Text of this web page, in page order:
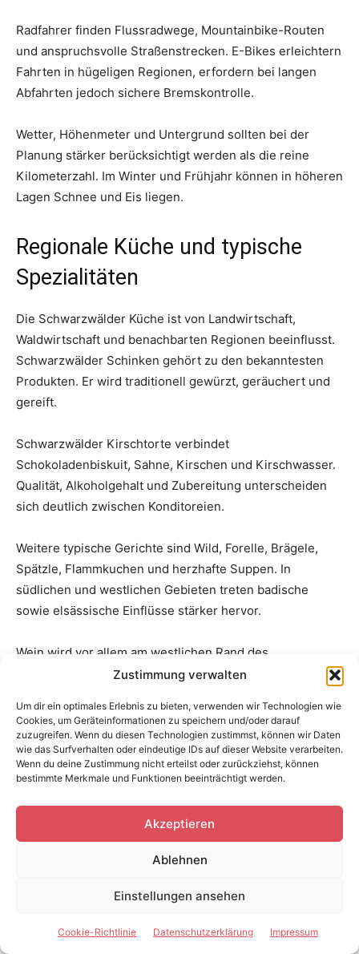
Zustimmung verwalten
Um dir ein optimales Erlebnis zu bieten, verwenden wir Technologien wie
Cookies, um Geräteinformationen zu speichern und/oder darauf
zuzugreifen. Wenn du diesen Technologien zustimmst, können wir Daten
wie das Surfverhalten oder eindeutige IDs auf dieser Website verarbeiten.
Wenn du deine Zustimmung nicht erteilst oder zurückziehst, können
bestimmte Merkmale und Funktionen beeinträchtigt werden.
Akzeptieren
Ablehnen
Einstellungen ansehen
Cookie-Richtlinie Datenschutzerklärung Impressum
Radfahrer finden Flussradwege, Mountainbike-Routen
und anspruchsvolle Straßenstrecken. E-Bikes erleichtern
Fahrten in hügeligen Regionen, erfordern bei langen
Abfahrten jedoch sichere Bremskontrolle.
Wetter, Höhenmeter und Untergrund sollten bei der
Planung stärker berücksichtigt werden als die reine
Kilometerzahl. Im Winter und Frühjahr können in höheren
Lagen Schnee und Eis liegen.
Regionale Küche und typische
Spezialitäten
Die Schwarzwälder Küche ist von Landwirtschaft,
Waldwirtschaft und benachbarten Regionen beeinflusst.
Schwarzwälder Schinken gehört zu den bekanntesten
Produkten. Er wird traditionell gewürzt, geräuchert und
gereift.
Schwarzwälder Kirschtorte verbindet
Schokoladenbiskuit, Sahne, Kirschen und Kirschwasser.
Qualität, Alkoholgehalt und Zubereitung unterscheiden
sich deutlich zwischen Konditoreien.
Weitere typische Gerichte sind Wild, Forelle, Brägele,
Spätzle, Flammkuchen und herzhafte Suppen. In
südlichen und westlichen Gebieten treten badische
sowie elsässische Einflüsse stärker hervor.
Wein wird vor allem am westlichen Rand des
Schwarzwalds angebaut. Kaiserstuhl, Markgräflerland
Straußwirtschaften und regionalen Produzenten.
Geeignete Unterkunftsorte
Freiburg eignet sich für Kultur, Bahnreisen und Ausflüge
in den Südschwarzwald. Titisee und Schluchsee passen
Wandern und Wintersport praktisch.
Nordschwarzwald und den Nationalpark. Gengenbach